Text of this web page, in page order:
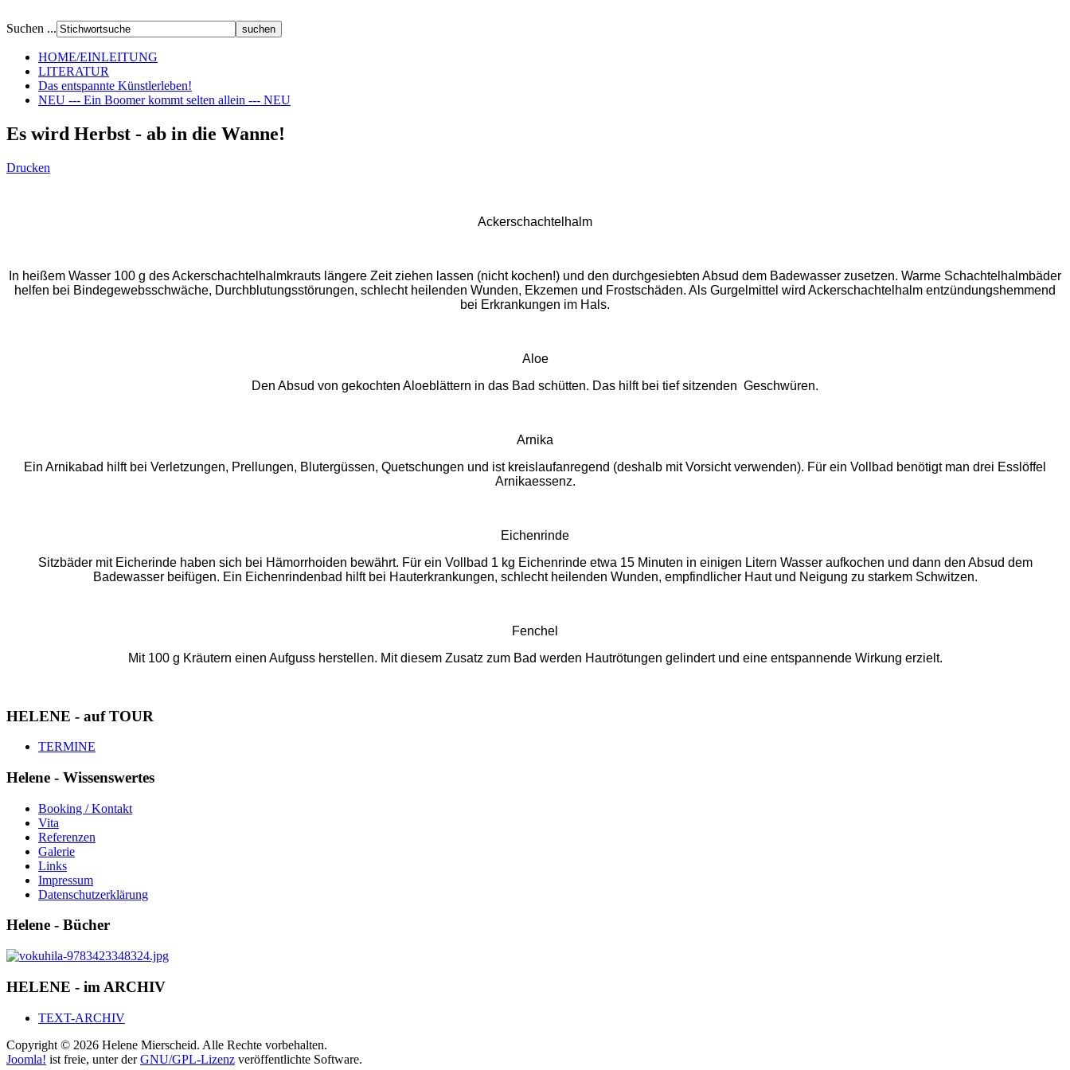
Suchen ...
HOME/EINLEITUNG
LITERATUR
Das entspannte Künstlerleben!
NEU --- Ein Boomer kommt selten allein --- NEU
Es wird Herbst - ab in die Wanne!
Drucken
Ackerschachtelhalm
In heißem Wasser 100 g des Ackerschachtelhalmkrauts längere Zeit ziehen lassen (nicht kochen!) und den durchgesiebten Absud dem Badewasser zusetzen. Warme Schachtelhalmbäder
helfen bei Bindegewebsschwäche, Durchblutungsstörungen, schlecht heilenden Wunden, Ekzemen und Frostschäden. Als Gurgelmittel wird Ackerschachtelhalm entzündungshemmend
bei Erkrankungen im Hals.
Aloe
Den Absud von gekochten Aloeblättern in das Bad schütten. Das hilft bei tief sitzenden Geschwüren.
Arnika
Ein Arnikabad hilft bei Verletzungen, Prellungen, Blutergüssen, Quetschungen und ist kreislaufanregend (deshalb mit Vorsicht verwenden). Für ein Vollbad benötigt man drei Esslöffel
Arnikaessenz.
Eichenrinde
Sitzbäder mit Eicherinde haben sich bei Hämorrhoiden bewährt. Für ein Vollbad 1 kg Eichenrinde etwa 15 Minuten in einigen Litern Wasser aufkochen und dann den Absud dem
Badewasser beifügen. Ein Eichenrindenbad hilft bei Hauterkrankungen, schlecht heilenden Wunden, empfindlicher Haut und Neigung zu starkem Schwitzen.
Fenchel
Mit 100 g Kräutern einen Aufguss herstellen. Mit diesem Zusatz zum Bad werden Hautrötungen gelindert und eine entspannende Wirkung erzielt.
HELENE - auf TOUR
TERMINE
Helene - Wissenswertes
Booking / Kontakt
Vita
Referenzen
Galerie
Links
Impressum
Datenschutzerklärung
Helene - Bücher
HELENE - im ARCHIV
TEXT-ARCHIV
Copyright © 2026 Helene Mierscheid. Alle Rechte vorbehalten.
Joomla! ist freie, unter derGNU/GPL-Lizenz veröffentlichte Software.